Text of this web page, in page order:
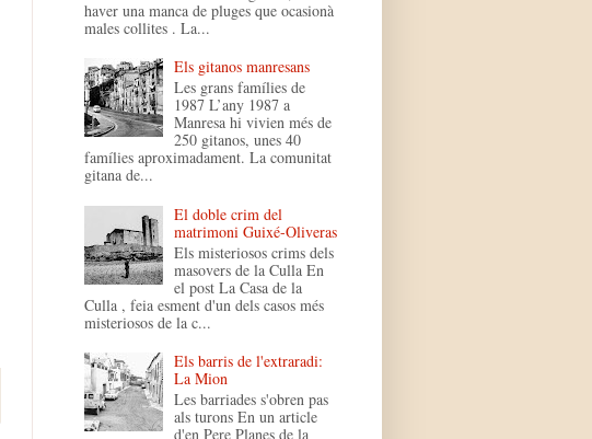
haver una manca de pluges que ocasionà
males collites . La...
Els gitanos manresans
Les grans famílies de
1987 L’any 1987 a
Manresa hi vivien més de
250 gitanos, unes 40
famílies aproximadament. La comunitat
gitana de...
El doble crim del
matrimoni Guixé-Oliveras
Els misteriosos crims dels
masovers de la Culla En
el post La Casa de la
Culla , feia esment d'un dels casos més
misteriosos de la c...
Els barris de l'extraradi:
La Mion
Les barriades s'obren pas
als turons En un article
d'en Pere Planes de la